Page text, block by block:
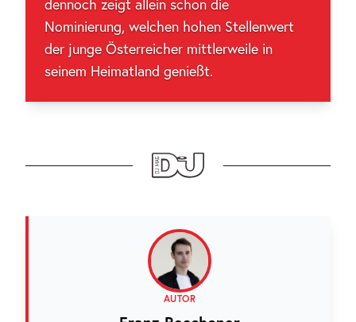
dennoch zeigt allein schon die
Nominierung, welchen hohen Stellenwert
der junge Österreicher mittlerweile in
seinem Heimatland genießt.
AUTOR